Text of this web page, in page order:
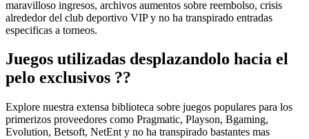
maravilloso ingresos, archivos aumentos sobre reembolso, crisis
alrededor del club deportivo VIP y no ha transpirado entradas
especificas a torneos.
Juegos utilizadas desplazandolo hacia el
pelo exclusivos ??
Explore nuestra extensa biblioteca sobre juegos populares para los
primerizos proveedores como Pragmatic, Playson, Bgaming,
Evolution, Betsoft, NetEnt y no ha transpirado bastantes mas